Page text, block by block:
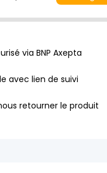
via BNP Axepta
avec lien de suivi
retourner le produit